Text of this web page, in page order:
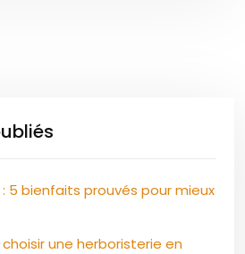
5 bienfaits prouvés pour mieux
une herboristerie en